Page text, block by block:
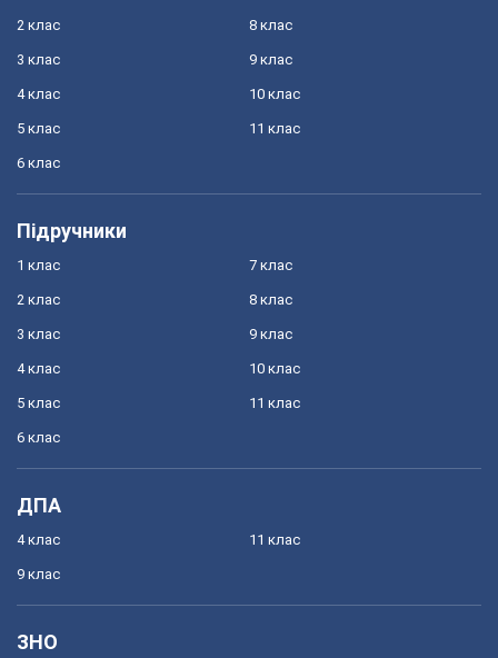
2 клас
3 клас
4 клас
5 клас
6 клас
8 клас
9 клас
10 клас
11 клас
Підручники
1 клас
2 клас
3 клас
4 клас
5 клас
6 клас
7 клас
8 клас
9 клас
10 клас
11 клас
ДПА
4 клас
9 клас
11 клас
ЗНО